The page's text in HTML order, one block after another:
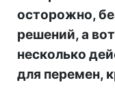
осторожно,
решений, а
несколько
для перемен,